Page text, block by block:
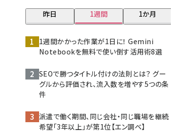
昨日 1週間 1か月
1週間かかった作業が1日に！ Gemini
Notebookを無料で使い倒す活用術8選
SEOで勝つタイトル付けの法則とは？ グー
グルから評価され、流入数を増やす5つの条
件
派遣で働く期間、同じ会社・同じ職場を継続
希望「3年以上」が第1位【エン調べ】